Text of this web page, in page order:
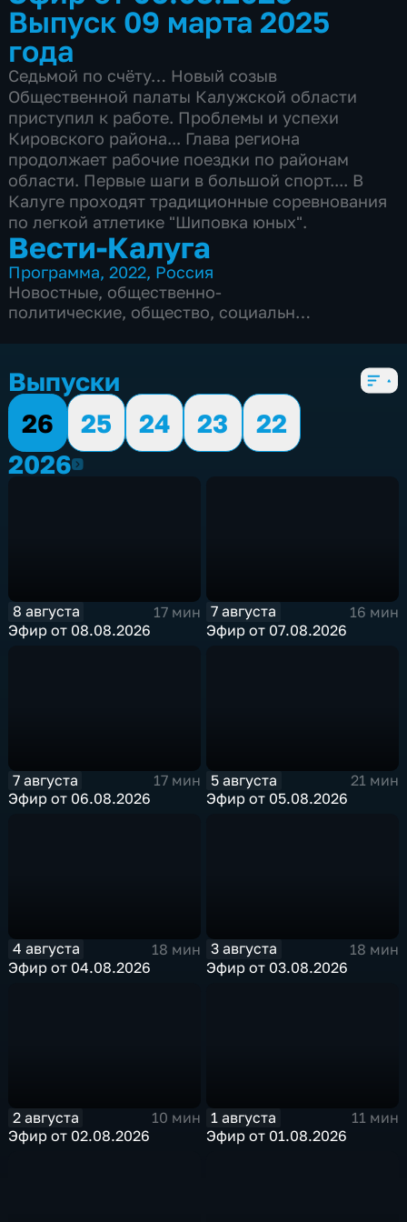
Выпуск 09 марта 2025
года
Седьмой по счёту… Новый созыв
Общественной палаты Калужской области
приступил к работе. Проблемы и успехи
Кировского района... Глава региона
продолжает рабочие поездки по районам
области. Первые шаги в большой спорт.... В
Калуге проходят традиционные соревнования
по легкой атлетике "Шиповка юных".
Вести-Калуга
Программа,2022, Россия
Новостные, общественно-
политические, общество, социально-
Выпуски
26
25 24 23
22
20262026
8 августа
17 мин
Эфир от 08.08.2026
7 августа
16 мин
Эфир от 07.08.2026
7 августа
17 мин
Эфир от 06.08.2026
5 августа
21 мин
Эфир от 05.08.2026
4 августа
18 мин
Эфир от 04.08.2026
3 августа
18 мин
Эфир от 03.08.2026
2 августа
10 мин
Эфир от 02.08.2026
1 августа
11 мин
Эфир от 01.08.2026